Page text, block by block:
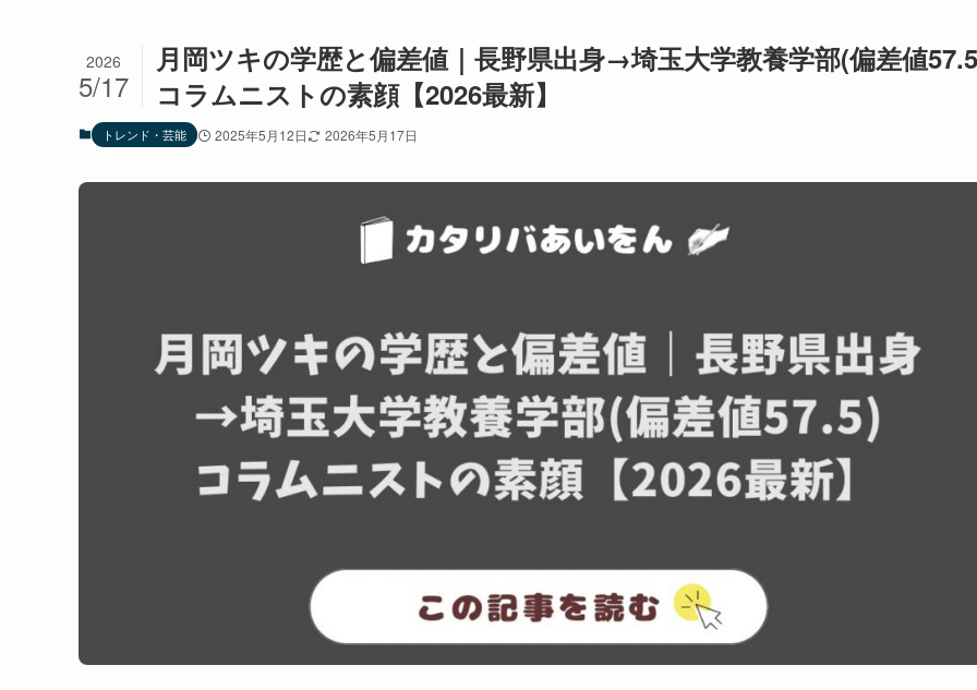
月岡ツキの学歴と偏差値｜長野県出身→埼玉大学教養学部(偏差値
コラムニストの素顔【2026最新】
2026
5/17
トレンド・芸能 2025年5月12日 2026年5月17日